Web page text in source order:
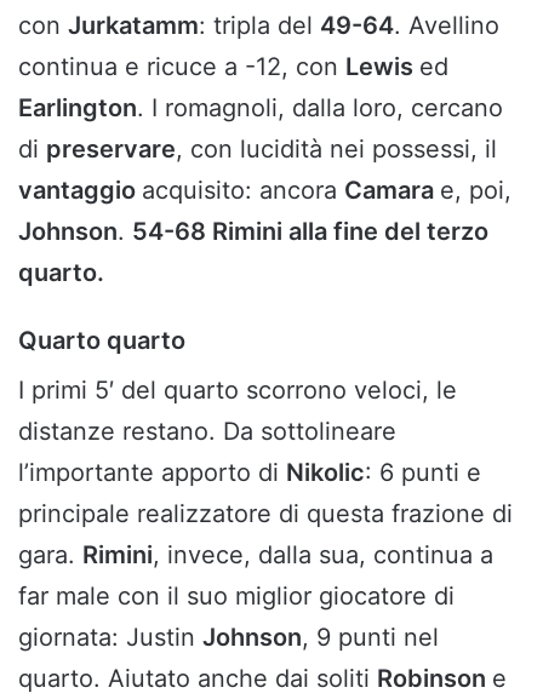
con Jurkatamm: tripla del 49-64. Avellino
continua e ricuce a -12, con Lewis ed
Earlington. I romagnoli, dalla loro, cercano
di preservare, con lucidità nei possessi, il
vantaggio acquisito: ancora Camara e, poi,
Johnson. 54-68 Rimini alla fine del terzo
quarto.
Quarto quarto
I primi 5′ del quarto scorrono veloci, le
distanze restano. Da sottolineare
l’importante apporto di Nikolic: 6 punti e
principale realizzatore di questa frazione di
gara. Rimini, invece, dalla sua, continua a
far male con il suo miglior giocatore di
giornata: Justin Johnson, 9 punti nel
quarto. Aiutato anche dai soliti Robinson e